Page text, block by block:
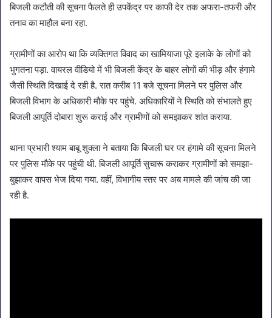
बिजली कटौती की सूचना फैलते ही उपकेंद्र पर काफी देर तक अफरा-तफरी और
तनाव का माहौल बना रहा.
ग्रामीणों का आरोप था कि व्यक्तिगत विवाद का खामियाजा पूरे इलाके के लोगों को
भुगतना पड़ा. वायरल वीडियो में भी बिजली केंद्र के बाहर लोगों की भीड़ और हंगामे
जैसी स्थिति दिखाई दे रही है. रात करीब 11 बजे सूचना मिलने पर पुलिस और
बिजली विभाग के अधिकारी मौके पर पहुंचे. अधिकारियों ने स्थिति को संभालते हुए
बिजली आपूर्ति दोबारा शुरू कराई और ग्रामीणों को समझाकर शांत कराया.
थाना प्रभारी श्याम बाबू शुक्ला ने बताया कि बिजली घर पर हंगामे की सूचना मिलने
पर पुलिस मौके पर पहुंची थी. बिजली आपूर्ति सुचारू कराकर ग्रामीणों को समझा-
बुझाकर वापस भेज दिया गया. वहीं, विभागीय स्तर पर अब मामले की जांच की जा
रही है.